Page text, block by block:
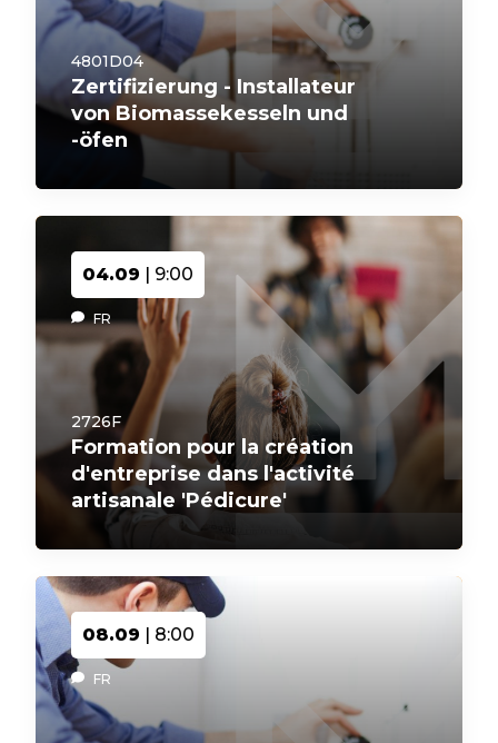
4801D04
Zertifizierung - Installateur
von Biomassekesseln und
-öfen
04.09 | 9:00
FR
2726F
Formation pour la création
d'entreprise dans l'activité
artisanale 'Pédicure'
08.09 | 8:00
FR